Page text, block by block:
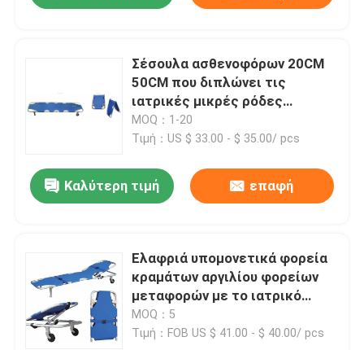
Σπίτι
Σέσουλα ασθενοφόρων 20CM
50CM που διπλώνει τις
ιατρικές μικρές ρόδες
φορείων για το νοσοκομείο
MOQ：1-20
Τιμή：US $ 33.00 - $ 35.00/ pcs
Καλύτερη τιμή επαφή
Ελαφριά υπομονετικά φορεία
κραμάτων αργιλίου φορείων
μεταφορών με το ιατρικό
κρεβάτι φορείων έκτακτης
ανάγκης οπίσθιων
MOQ：5
Τιμή：FOB US $ 41.00 - $ 40.00/ pcs